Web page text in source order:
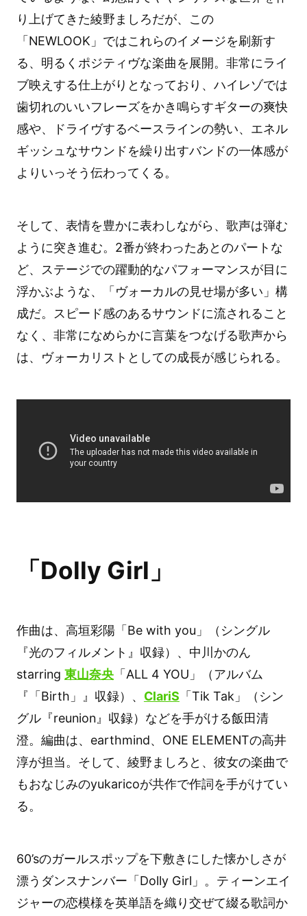
り上げてきた綾野ましろだが、この
「NEWLOOK」ではこれらのイメージを刷新す
る、明るくポジティヴな楽曲を展開。非常にライ
ブ映えする仕上がりとなっており、ハイレゾでは
歯切れのいいフレーズをかき鳴らすギターの爽快
感や、ドライヴするベースラインの勢い、エネル
ギッシュなサウンドを繰り出すバンドの一体感が
よりいっそう伝わってくる。
そして、表情を豊かに表わしながら、歌声は弾む
ように突き進む。2番が終わったあとのパートな
ど、ステージでの躍動的なパフォーマンスが目に
浮かぶような、「ヴォーカルの見せ場が多い」構
成だ。スピード感のあるサウンドに流されること
なく、非常になめらかに言葉をつなげる歌声から
は、ヴォーカリストとしての成長が感じられる。
「Dolly Girl」
作曲は、高垣彩陽「Be with you」（シングル
『光のフィルメント』収録）、中川かのん
starring 東山奈央「ALL 4 YOU」（アルバム
『「Birth」』収録）、 ClariS 「Tik Tak」（シン
グル『reunion』収録）などを手がける飯田清
澄。編曲は、earthmind、ONE ELEMENTの高井
淳が担当。そして、綾野ましろと、彼女の楽曲で
もおなじみのyukaricoが共作で作詞を手がけてい
る。
60’sのガールスポップを下敷きにした懐かしさが
漂うダンスナンバー「Dolly Girl」。ティーンエイ
ジャーの恋模様を英単語を織り交ぜて綴る歌詞か